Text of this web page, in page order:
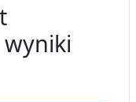
wyniki